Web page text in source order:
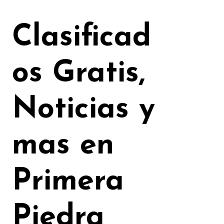
contenido
Clasificad
os Gratis,
Noticias y
mas en
Primera
Piedra